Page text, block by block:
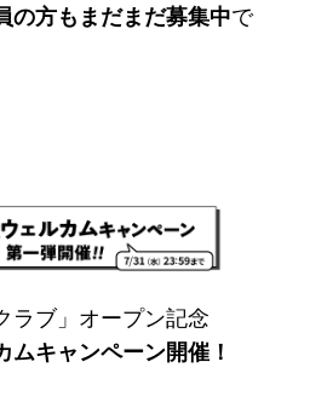
の方もまだまだ募集中で
ラブ」オープン記念
ムキャンペーン開催！